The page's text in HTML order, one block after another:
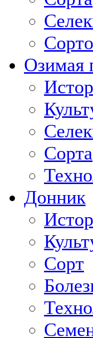
Озимая
Сорта
Донник
Сорт